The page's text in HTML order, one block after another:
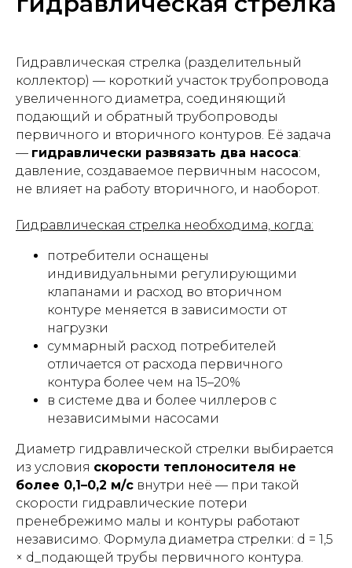
Гидравлическая стрелка (разделительный
коллектор) — короткий участок трубопровода
увеличенного диаметра, соединяющий
подающий и обратный трубопроводы
первичного и вторичного контуров. Её задача
— гидравлически развязать два насоса:
давление, создаваемое первичным насосом,
не влияет на работу вторичного, и наоборот.
Гидравлическая стрелка необходима, когда:
потребители оснащены
индивидуальными регулирующими
клапанами и расход во вторичном
контуре меняется в зависимости от
нагрузки
суммарный расход потребителей
отличается от расхода первичного
контура более чем на 15–20%
в системе два и более чиллеров с
независимыми насосами
Диаметр гидравлической стрелки выбирается
из условия скорости теплоносителя не
более 0,1–0,2 м/с внутри неё — при такой
скорости гидравлические потери
пренебрежимо малы и контуры работают
независимо. Формула диаметра стрелки: d = 1,5
× d_подающей трубы первичного контура.